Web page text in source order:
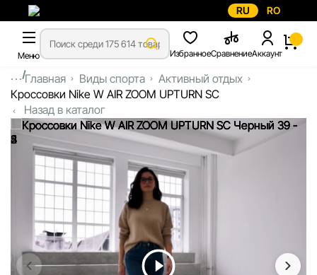
RU RO
Меню ИзбранноеСравнениеАккаунт
...Главная Виды спорта
Активный отдых
Кроссовки Nike W AIR ZOOM UPTURN SC
Назад в каталог